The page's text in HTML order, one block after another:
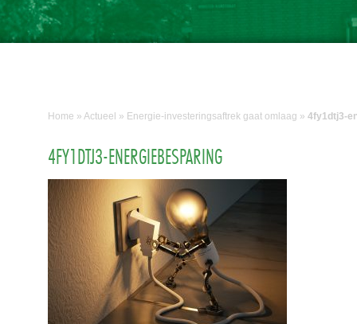
Home » Actueel » Energie-investeringsaftrek gaat omlaag » 4fy1dtj3-
4FY1DTJ3-ENERGIEBESPARING